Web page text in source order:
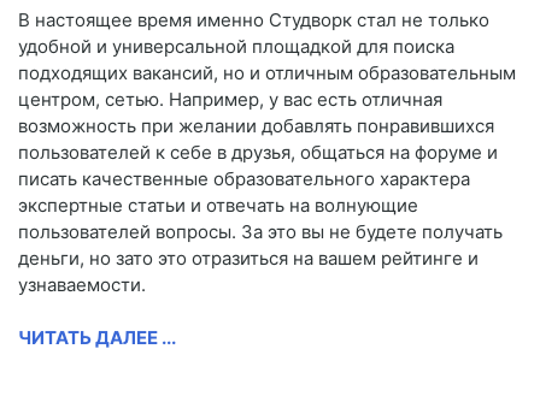
В настоящее время именно Студворк стал не только
удобной и универсальной площадкой для поиска
подходящих вакансий, но и отличным образовательным
центром, сетью. Например, у вас есть отличная
возможность при желании добавлять понравившихся
пользователей к себе в друзья, общаться на форуме и
писать качественные образовательного характера
экспертные статьи и отвечать на волнующие
пользователей вопросы. За это вы не будете получать
деньги, но зато это отразиться на вашем рейтинге и
узнаваемости.
ЧИТАТЬ ДАЛЕЕ ...